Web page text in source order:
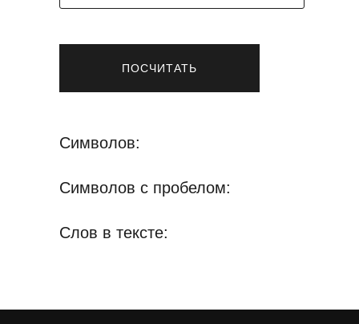
ПОСЧИТАТЬ
Символов:
Символов с пробелом:
Слов в тексте: